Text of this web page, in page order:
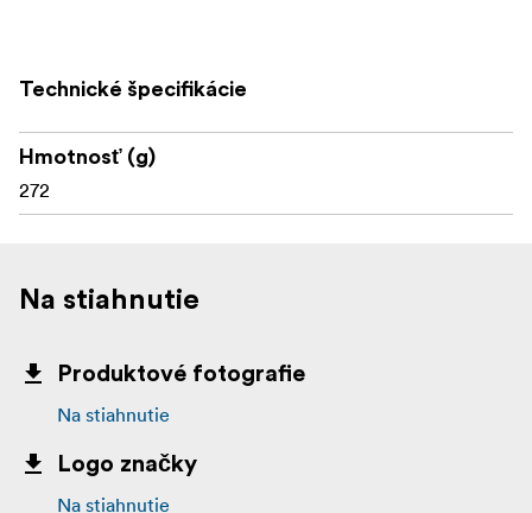
Technické špecifikácie
Hmotnosť (g)
272
Na stiahnutie
Produktové fotografie
Na stiahnutie
Logo značky
Na stiahnutie